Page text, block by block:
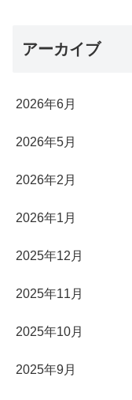
アーカイブ
2026年6月
2026年5月
2026年2月
2026年1月
2025年12月
2025年11月
2025年10月
2025年9月